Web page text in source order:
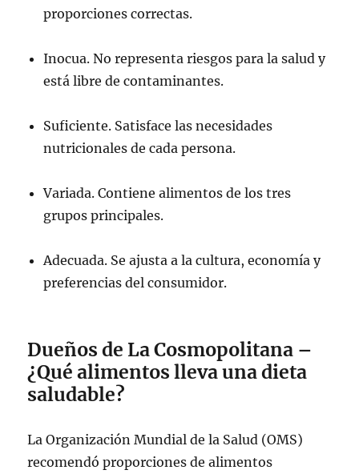
proporciones correctas.
Inocua. No representa riesgos para la salud y
está libre de contaminantes.
Suficiente. Satisface las necesidades
nutricionales de cada persona.
Variada. Contiene alimentos de los tres
grupos principales.
Adecuada. Se ajusta a la cultura, economía y
preferencias del consumidor.
Dueños de La Cosmopolitana –
¿Qué alimentos lleva una dieta
saludable?
La Organización Mundial de la Salud (OMS)
recomendó proporciones de alimentos